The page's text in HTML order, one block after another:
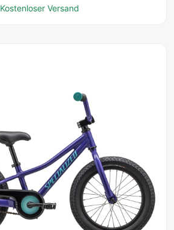
Kostenloser Versand